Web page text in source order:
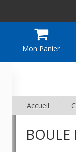
Mon Panier
Accueil
BOULE